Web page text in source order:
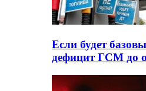
Если будет
дефицит ГСМ до